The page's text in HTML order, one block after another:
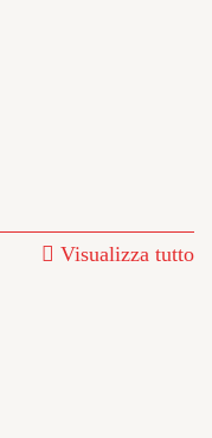
Visualizza tutto